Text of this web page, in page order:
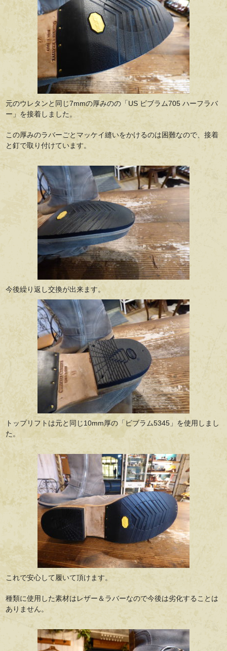
元のウレタンと同じ7mmの厚みのの「US ビブラム705 ハーフラバ
ー」を接着しました。
この厚みのラバーごとマッケイ縫いをかけるのは困難なので、接着
と釘で取り付けています。
今後繰り返し交換が出来ます。
トップリフトは元と同じ10mm厚の「ビブラム5345」を使用しまし
た。
これで安心して履いて頂けます。
種類に使用した素材はレザー＆ラバーなので今後は劣化することは
ありません。